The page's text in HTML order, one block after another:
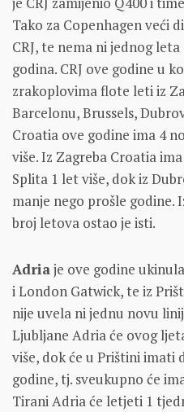
Tako za Copenhagen veći
CRJ, te nema ni jednog
godina. CRJ ove godine u
zrakoplovima flote leti iz
Barcelonu, Brussels,
Croatia ove godine ima 4
više. Iz Zagreba Croatia
Splita 1 let više, dok iz
manje nego prošle godine.
broj letova ostao je isti.
Adriaje ove godine
i London Gatwick, te iz
nije uvela ni jednu novu
Ljubljane Adria će ovog
više, dok će u Prištini imati
godine, tj. sveukupno će
Tirani Adria će letjeti 1